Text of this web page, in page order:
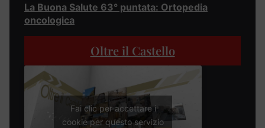
La Buona Salute 63° puntata: Ortopedia
oncologica
Oltre il Castello
Fai clic per accettare i
cookie per questo servizio